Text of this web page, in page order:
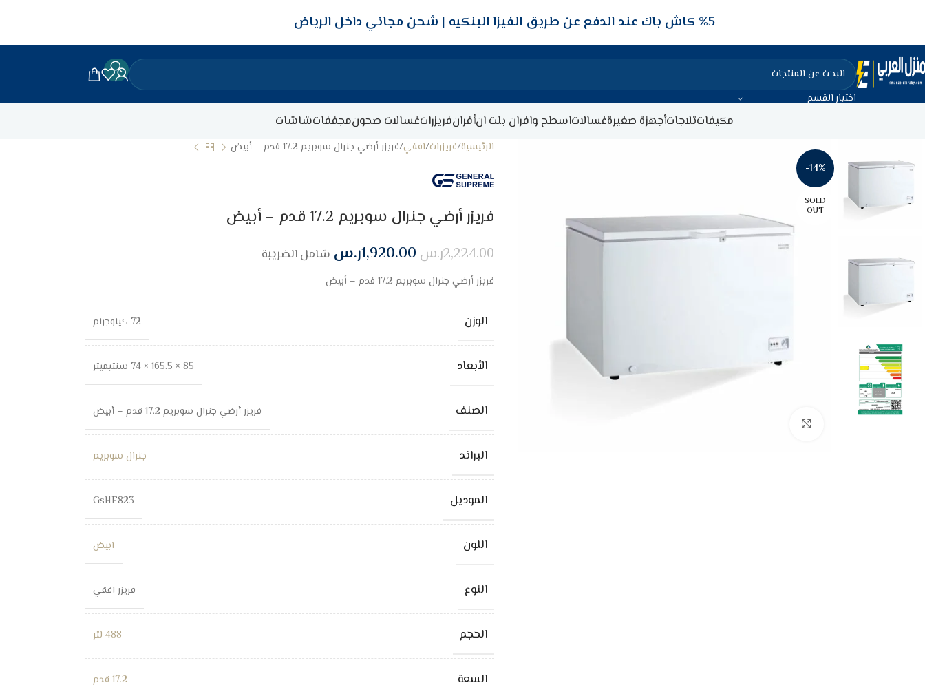
5‎% كاش باك عند الدفع عن طريق الفيزا البنكيه شحن مجاني داخل الرياض
اختيار القسم
مكيفاتثلاجاتأجهزة صغيرةغسالاتاسطح وافران بلت انأفرانفريزراتغسالات صحونمجففاتشاشات
-14%
SOLD
OUT
الرئيسية فريزرات افقي فريزر أرضي جنرال سوبريم 17.2 قدم – أبيض
فريزر أرضي جنرال سوبريم 17.2 قدم – أبيض
2,224.00ر.س1,920.00ر.س شامل الضريبة
فريزر أرضي جنرال سوبريم 17.2 قدم – أبيض
الوزن 72 كيلوجرام
الأبعاد 85 × 165.5 × 74 سنتيميتر
الصنف فريزر أرضي جنرال سوبريم 17.2 قدم – أبيض
البراند جنرال سوبريم
الموديل GsHF823
اللون ابيض
النوع فريزر افقي
الحجم 488 لتر
السعة 17.2 قدم